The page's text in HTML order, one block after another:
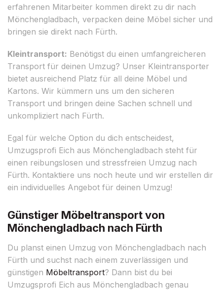
erfahrenen Mitarbeiter kommen direkt zu dir nach
Mönchengladbach, verpacken deine Möbel sicher und
bringen sie direkt nach Fürth.
Kleintransport: Benötigst du einen umfangreicheren
Transport für deinen Umzug? Unser Kleintransporter
bietet ausreichend Platz für all deine Möbel und
Kartons. Wir kümmern uns um den sicheren
Transport und bringen deine Sachen schnell und
unkompliziert nach Fürth.
Egal für welche Option du dich entscheidest,
Umzugsprofi Eich aus Mönchengladbach steht für
einen reibungslosen und stressfreien Umzug nach
Fürth. Kontaktiere uns noch heute und wir erstellen dir
ein individuelles Angebot für deinen Umzug!
Günstiger Möbeltransport von
Mönchengladbach nach Fürth
Du planst einen Umzug von Mönchengladbach nach
Fürth und suchst nach einem zuverlässigen und
günstigen Möbeltransport? Dann bist du bei
Umzugsprofi Eich aus Mönchengladbach genau